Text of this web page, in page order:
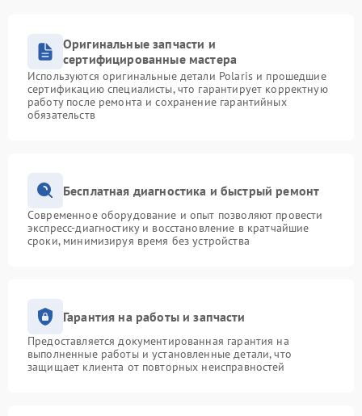
Оригинальные запчасти и
сертифицированные мастера
Используются оригинальные детали Polaris и прошедшие
сертификацию специалисты, что гарантирует корректную
работу после ремонта и сохранение гарантийных
обязательств
Бесплатная диагностика и быстрый ремонт
Современное оборудование и опыт позволяют провести
экспресс-диагностику и восстановление в кратчайшие
сроки, минимизируя время без устройства
Гарантия на работы и запчасти
Предоставляется документированная гарантия на
выполненные работы и установленные детали, что
защищает клиента от повторных неисправностей